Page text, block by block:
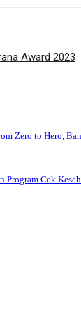
Award 2023
Zero to Hero,
Program Cek